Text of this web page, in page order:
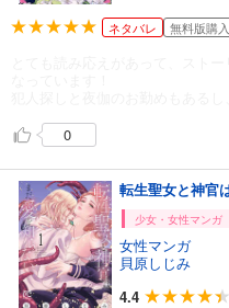
ネタバレ 無料版購
0
転生聖女と神官
少女・女性マンガ
女性マンガ
貝原しじみ
4.4